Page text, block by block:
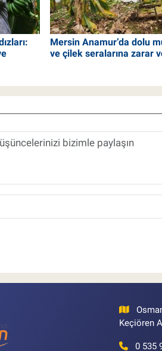
Mersin Anamur’da dolu
ve çilek seralarına zarar
Keçiören
0 535